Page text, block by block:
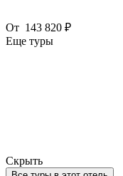
От 143 820 ₽
Еще туры
Скрыть